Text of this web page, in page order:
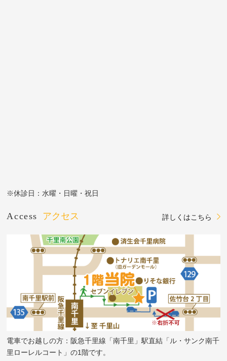
※休診日：水曜・日曜・祝日
Access アクセス 詳しくはこちら
電車でお越しの方：阪急千里線「南千里」駅直結「ル・サンク南千
里ローレルコート」の1階です。